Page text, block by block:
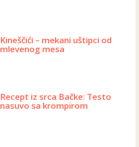
Kineščići – mekani uštipci od
mlevenog mesa
Recept iz srca Bačke: Testo
nasuvo sa krompirom